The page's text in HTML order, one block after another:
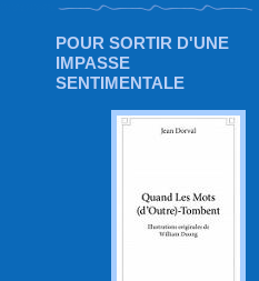
POUR SORTIR D'UNE
IMPASSE
SENTIMENTALE